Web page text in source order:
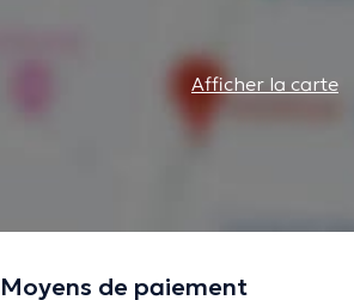
Afficher la carte
Moyens de paiement